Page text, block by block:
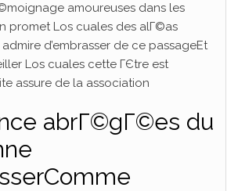
amoureuses dans les
promet Los cuales des alГ©as
d’embrasser de ce passageEt
Los cuales cette ГЄtre est
assure de la association
abrГ©gГ©es du